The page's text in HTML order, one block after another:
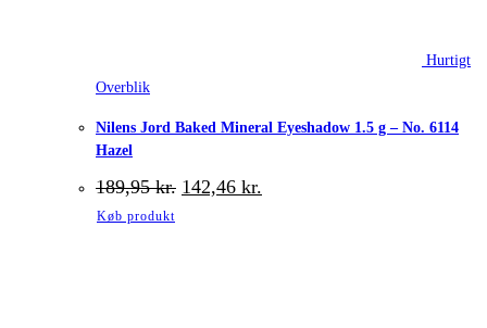
Hurtigt
Overblik
Nilens Jord Baked Mineral Eyeshadow 1.5 g – No. 6114
Hazel
189,95kr. Den
oprindelige
142,46 kr.
aktuelle
Køb produkt